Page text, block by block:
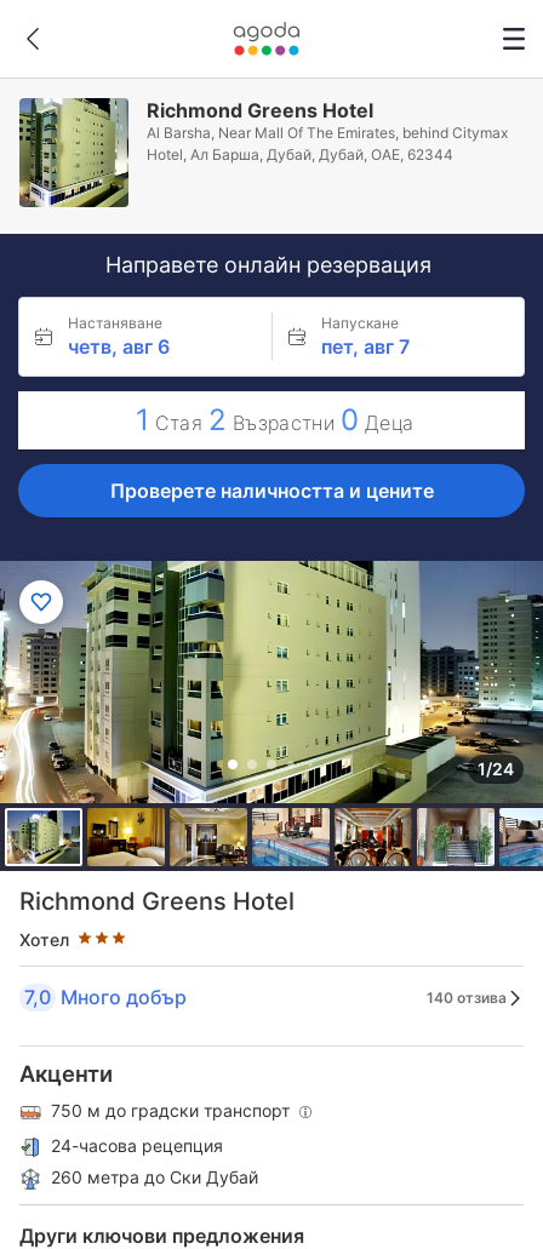
Richmond Greens Hotel
Al Barsha, Near Mall Of The Emirates, behind Citymax
Hotel, Ал Барша, Дубай, Дубай, ОАЕ, 62344
Направете онлайн резервация
Настаняване
четв, авг 6
Напускане
пет, авг 7
1 Стая 2 Възрастни 0 Деца
Проверете наличността и цените
1/24
Richmond Greens Hotel
Хотел
Оценка в звезди: 3 звезди
7,0 Много добър 140 отзива
Акценти
750 м до градски транспорт
24-часова рецепция
260 метра до Ски Дубай
Други ключови предложения